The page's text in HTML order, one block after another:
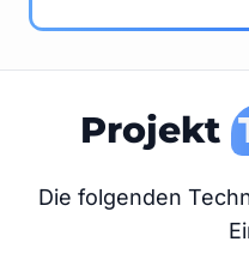
Projekt
Die folgenden